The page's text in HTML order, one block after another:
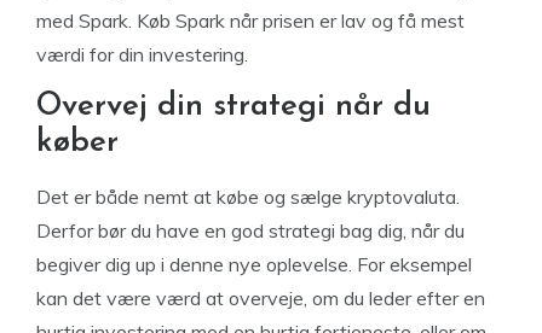
med Spark. Køb Spark når prisen er lav og få mest
værdi for din investering.
Overvej din strategi når du
køber
Det er både nemt at købe og sælge kryptovaluta.
Derfor bør du have en god strategi bag dig, når du
begiver dig up i denne nye oplevelse. For eksempel
kan det være værd at overveje, om du leder efter en